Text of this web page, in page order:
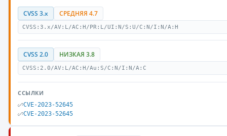
CVSS 3.x СРЕДНЯЯ 4.7
CVSS:3.x/AV:L/AC:H/PR:L/UI:N/S:U/C:N/I:N/A:H
CVSS 2.0 НИЗКАЯ 3.8
CVSS:2.0/AV:L/AC:H/Au:S/C:N/I:N/A:C
ССЫЛКИ
CVE-2023-52645
CVE-2023-52645